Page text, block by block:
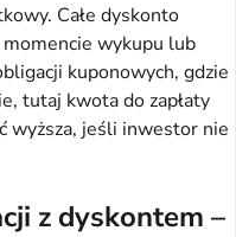
Całe dyskonto
wykupu lub
kuponowych, gdzie
tutaj kwota do zapłaty
wyższa, jeśli inwestor nie
z dyskontem –